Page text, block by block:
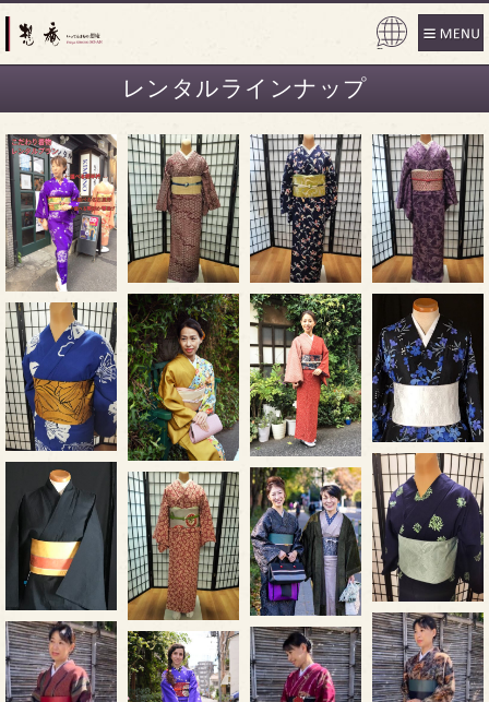
Powe
レンタルラインナップ